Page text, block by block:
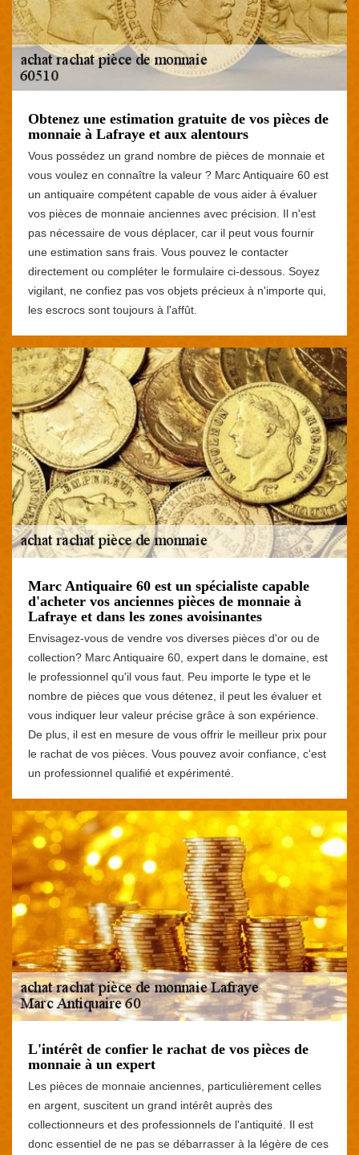
Obtenez une estimation gratuite de vos pièces de
monnaie à Lafraye et aux alentours
Vous possédez un grand nombre de pièces de monnaie et
vous voulez en connaître la valeur ? Marc Antiquaire 60 est
un antiquaire compétent capable de vous aider à évaluer
vos pièces de monnaie anciennes avec précision. Il n'est
pas nécessaire de vous déplacer, car il peut vous fournir
une estimation sans frais. Vous pouvez le contacter
directement ou compléter le formulaire ci-dessous. Soyez
vigilant, ne confiez pas vos objets précieux à n'importe qui,
les escrocs sont toujours à l'affût.
Marc Antiquaire 60 est un spécialiste capable
d'acheter vos anciennes pièces de monnaie à
Lafraye et dans les zones avoisinantes
Envisagez-vous de vendre vos diverses pièces d'or ou de
collection? Marc Antiquaire 60, expert dans le domaine, est
le professionnel qu'il vous faut. Peu importe le type et le
nombre de pièces que vous détenez, il peut les évaluer et
vous indiquer leur valeur précise grâce à son expérience.
De plus, il est en mesure de vous offrir le meilleur prix pour
le rachat de vos pièces. Vous pouvez avoir confiance, c'est
un professionnel qualifié et expérimenté.
L'intérêt de confier le rachat de vos pièces de
monnaie à un expert
Les pièces de monnaie anciennes, particulièrement celles
en argent, suscitent un grand intérêt auprès des
collectionneurs et des professionnels de l'antiquité. Il est
donc essentiel de ne pas se débarrasser à la légère de ces